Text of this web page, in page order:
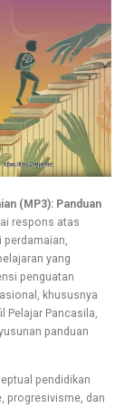
(MP3): Panduan
respons atas
perdamaian,
yang
penguatan
khususnya
Pelajar Pancasila,
panduan
pendidikan
progresivisme, dan